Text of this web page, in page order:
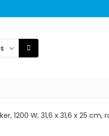
1200 W, 31,6 x 31,6 x 25 cm,